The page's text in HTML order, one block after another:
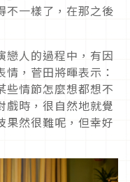
不一樣了，在那之後
戀人的過程中，有因
，菅田將暉表示：
些情節怎麼想都想不
戲時，很自然地就覺
果然很難呢，但幸好